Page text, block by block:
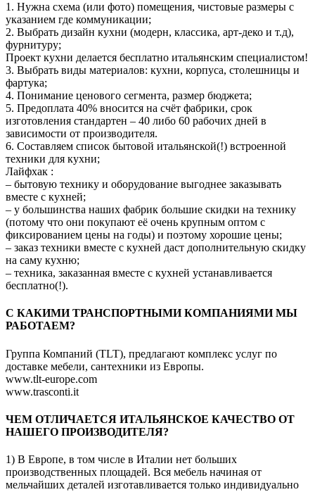
1. Нужна схема (или фото) помещения, чистовые размеры с
указанием где коммуникации;
2. Выбрать дизайн кухни (модерн, классика, арт-деко и т.д),
фурнитуру;
Проект кухни делается бесплатно итальянским специалистом!
3. Выбрать виды материалов: кухни, корпуса, столешницы и
фартука;
4. Понимание ценового сегмента, размер бюджета;
5. Предоплата 40% вносится на счёт фабрики, срок
изготовления стандартен – 40 либо 60 рабочих дней в
зависимости от производителя.
6. Составляем список бытовой итальянской(!) встроенной
техники для кухни;
Лайфхак :
– бытовую технику и оборудование выгоднее заказывать
вместе с кухней;
– у большинства наших фабрик большие скидки на технику
(потому что они покупают её очень крупным оптом с
фиксированием цены на годы) и поэтому хорошие цены;
– заказ техники вместе с кухней даст дополнительную скидку
на саму кухню;
– техника, заказанная вместе с кухней устанавливается
бесплатно(!).
C КАКИМИ ТРАНСПОРТНЫМИ КОМПАНИЯМИ МЫ
РАБОТАЕМ?
Группа Компаний (TLT), предлагают комплекс услуг по
доставке мебели, сантехники из Европы.
www.tlt-europe.com
www.trasconti.it
ЧЕМ ОТЛИЧАЕТСЯ ИТАЛЬЯНСКОЕ КАЧЕСТВО ОТ
НАШЕГО ПРОИЗВОДИТЕЛЯ?
1) В Европе, в том числе в Италии нет больших
производственных площадей. Вся мебель начиная от
мельчайших деталей изготавливается только индивидуально